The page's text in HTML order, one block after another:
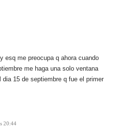
esq me preocupa q ahora cuando
me haga una solo ventana
15 de septiembre q fue el primer
20:44